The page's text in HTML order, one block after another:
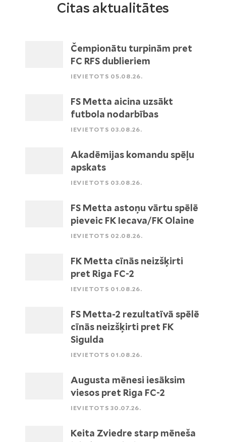
Citas aktualitātes
Čempionātu turpinām pret
FC RFS dublieriem
IEVIETOTS 05.08.26.
FS Metta aicina uzsākt
futbola nodarbības
IEVIETOTS 03.08.26.
Akadēmijas komandu spēļu
apskats
IEVIETOTS 03.08.26.
FS Metta astoņu vārtu spēlē
pieveic FK Iecava/FK Olaine
IEVIETOTS 02.08.26.
FK Metta cīnās neizšķirti
pret Riga FC-2
IEVIETOTS 01.08.26.
FS Metta-2 rezultatīvā spēlē
cīnās neizšķirti pret FK
Sigulda
IEVIETOTS 01.08.26.
Augusta mēnesi iesāksim
viesos pret Riga FC-2
IEVIETOTS 30.07.26.
Keita Zviedre starp mēneša